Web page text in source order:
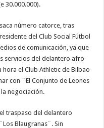
30.000.000).
número catorce, tras
del Club Social Fútbol
de comunicación, ya que
servicios del delantero afro-
el Club Athletic de Bilbao
con ¨El Conjunto de Leones
negociación.
traspaso del delantero
Blaugranas¨. Sin